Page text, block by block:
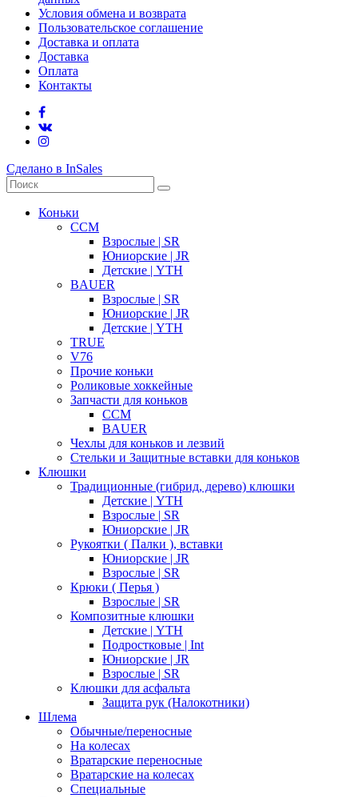
Условия обмена и возврата
Пользовательское соглашение
Доставка и оплата
Доставка
Оплата
Контакты
Сделано в InSales
Коньки
CCM
Взрослые | SR
Юниорские | JR
Детские | YTH
BAUER
Взрослые | SR
Юниорские | JR
Детские | YTH
TRUE
V76
Прочие коньки
Роликовые хоккейные
Запчасти для коньков
CCM
BAUER
Чехлы для коньков и лезвий
Стельки и Защитные вставки для коньков
Клюшки
Традиционные (гибрид, дерево) клюшки
Детские | YTH
Взрослые | SR
Юниорские | JR
Рукоятки ( Палки ), вставки
Юниорские | JR
Взрослые | SR
Крюки ( Перья )
Взрослые | SR
Композитные клюшки
Детские | YTH
Подростковые | Int
Юниорские | JR
Взрослые | SR
Клюшки для асфальта
Защита рук (Налокотники)
Шлема
Обычные/переносные
На колесах
Вратарские переносные
Вратарские на колесах
Специальные